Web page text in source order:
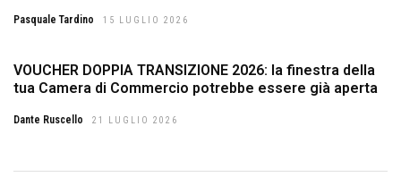
Pasquale Tardino 15 LUGLIO 2026
VOUCHER DOPPIA TRANSIZIONE 2026: la finestra della
tua Camera di Commercio potrebbe essere già aperta
Dante Ruscello 21 LUGLIO 2026